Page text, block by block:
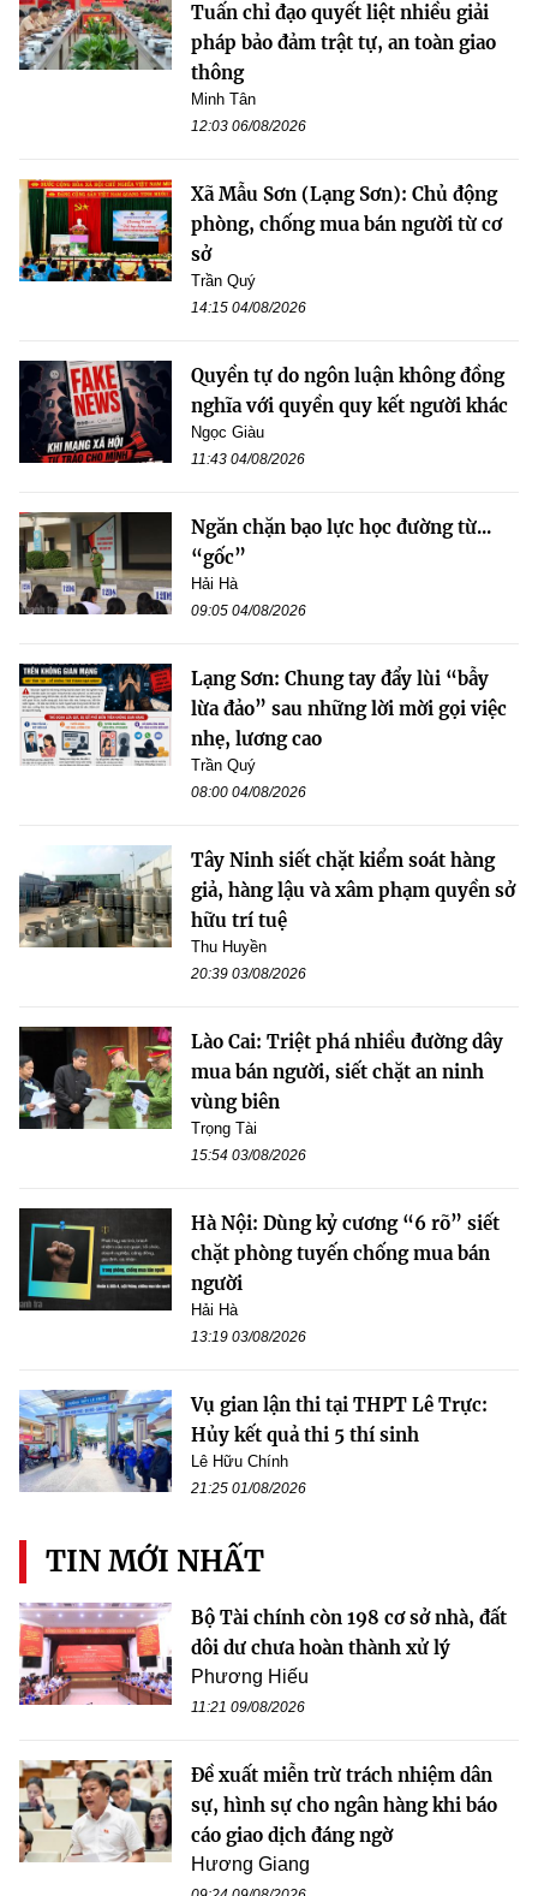
Tuấn chỉ đạo quyết liệt nhiều giải
pháp bảo đảm trật tự, an toàn giao
thông
Minh Tân
12:03 06/08/2026
Xã Mẫu Sơn (Lạng Sơn): Chủ động
phòng, chống mua bán người từ cơ
sở
Trần Quý
14:15 04/08/2026
Quyền tự do ngôn luận không đồng
nghĩa với quyền quy kết người khác
Ngọc Giàu
11:43 04/08/2026
Ngăn chặn bạo lực học đường từ...
“gốc”
Hải Hà
09:05 04/08/2026
Lạng Sơn: Chung tay đẩy lùi “bẫy
lừa đảo” sau những lời mời gọi việc
nhẹ, lương cao
Trần Quý
08:00 04/08/2026
Tây Ninh siết chặt kiểm soát hàng
giả, hàng lậu và xâm phạm quyền sở
hữu trí tuệ
Thu Huyền
20:39 03/08/2026
Lào Cai: Triệt phá nhiều đường dây
mua bán người, siết chặt an ninh
vùng biên
Trọng Tài
15:54 03/08/2026
Hà Nội: Dùng kỷ cương “6 rõ” siết
chặt phòng tuyến chống mua bán
người
Hải Hà
13:19 03/08/2026
Vụ gian lận thi tại THPT Lê Trực:
Hủy kết quả thi 5 thí sinh
Lê Hữu Chính
21:25 01/08/2026
TIN MỚI NHẤT
Bộ Tài chính còn 198 cơ sở nhà, đất
dôi dư chưa hoàn thành xử lý
Phương Hiếu
11:21 09/08/2026
Đề xuất miễn trừ trách nhiệm dân
sự, hình sự cho ngân hàng khi báo
cáo giao dịch đáng ngờ
Hương Giang